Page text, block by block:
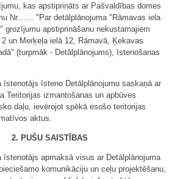
kas apstiprināts ar Pašvaldības domes
Nr…… "Par detālplānojuma "Rāmavas iela
grozījumu apstiprināšanu nekustamajiem
un Merķeļa ielā 12, Rāmavā, Ķekavas
(turpmāk - Detālplānojums), īstenošanas
īstenotājs īsteno Detālplānojumu saskaņā ar
Teritorijas izmantošanas un apbūves
daļu, ievērojot spēkā esošo teritorijas
aktus.
2. PUŠU SAISTĪBAS
īstenotājs apmaksā visus ar Detālplānojuma
komunikāciju un ceļu projektēšanu,